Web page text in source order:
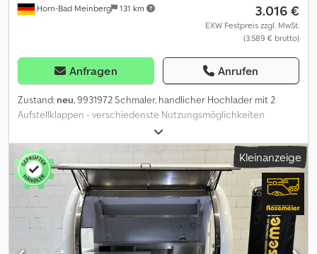
Horn-Bad Meinberg 131 km 3.016 €
EXW Festpreis zzgl. MwSt.
(3.589 € brutto)
Anfragen Anrufen
Zustand: neu, 9931972 Schmaler, handlicher Hochlader mit 2
Aufstellklappen - verschiedenste Nutzungsmöglichkeiten
aufgrund der schmalen und sehr hohen Bauform z.B. als -
Verkaufsanhänger auf einem abgeschlossenen Gelände - Essens-
oder Materialtransporter in Golf- oder Ferienanlagen -
Freizeitbäder - Alten- und Reha-Einrichtungen -
Abgeschlossenen Firmengeländen - Wäschereien Hersteller: TPV
Typ: HL-KT-EU2 Hochlader, ungebremst Innenmaße: 2020 x 1075 x
1305 mm Aussenmaße: 2960 x 1520 x 2065 mm zul.
Gesamtgewicht: 650 kg Leergewicht: ca. 285 kg Nutzlast: ca. 365
kg (Nutzlastangaben können je nach Ausstattung und
Kleinanzeige